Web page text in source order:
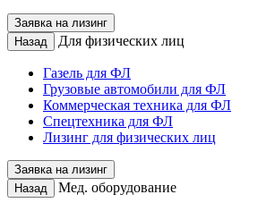
Заявка на лизинг
Назад
Для физических лиц
Газель для ФЛ
Грузовые автомобили для ФЛ
Коммерческая техника для ФЛ
Спецтехника для ФЛ
Лизинг для физических лиц
Заявка на лизинг
Назад
Мед. оборудование